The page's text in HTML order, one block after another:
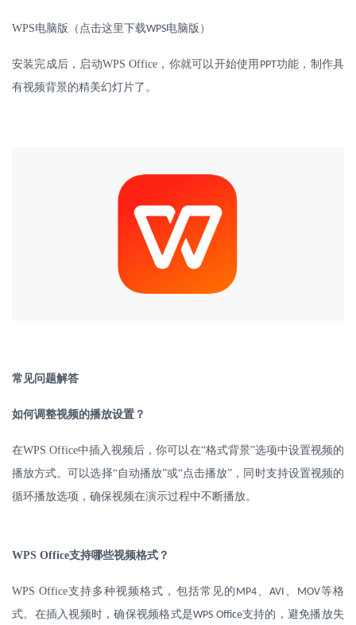
WPS电脑版（点击这里下载WPS电脑版）
安装完成后，启动WPS Office ，你就可以开始使用 PPT功能，制作具
有视频背景的精美幻灯片了。
常见问题解答
如何调整视频的播放设置？
在WPS Office中插入视频后，你可以在“格式背景”选项中设置视频的
播放方式。可以选择“自动播放”或“点击播放”，同时支持设置视频的
循环播放选项，确保视频在演示过程中不断播放。
WPS Office支持哪些视频格式？
WPS Office支持多种视频格式，包括常见的 MP4、 AVI MOV等格
式。在插入视频时，确保视频格式是WPS Office支持的，避免播放失